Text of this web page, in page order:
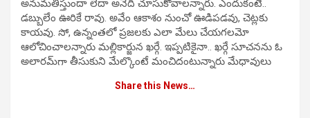
అనుమతిస్తుందా లేదా అనేది చూసుకోవాలన్నారు. ఎందుకంటే..
డబ్బులేం ఊరికే రావు. అవేం ఆకాశం నుంచో ఊడిపడవు, చెట్లకు
కాయవు. సో, ఉన్నంతలో ప్రజలకు ఎలా మేలు చేయగలమో
ఆలోచించాలన్నారు మల్లికార్జున ఖర్గే. ఇప్పటికైనా.. ఖర్గే సూచనను ఓ
అలారమ్‌గా తీసుకుని మేల్కొంటే మంచిదంటున్నారు మేధావులు
Share this News…